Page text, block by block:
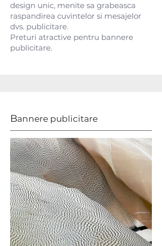
design unic, menite sa grabeasca
raspandirea cuvintelor si mesajelor
dvs. publicitare.
Preturi atractive pentru bannere
publicitare.
Bannere publicitare